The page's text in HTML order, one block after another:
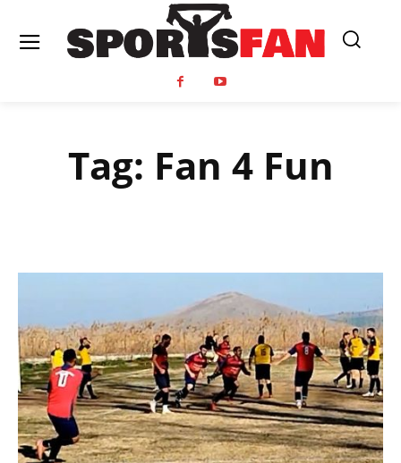
Tag: Fan 4 Fun